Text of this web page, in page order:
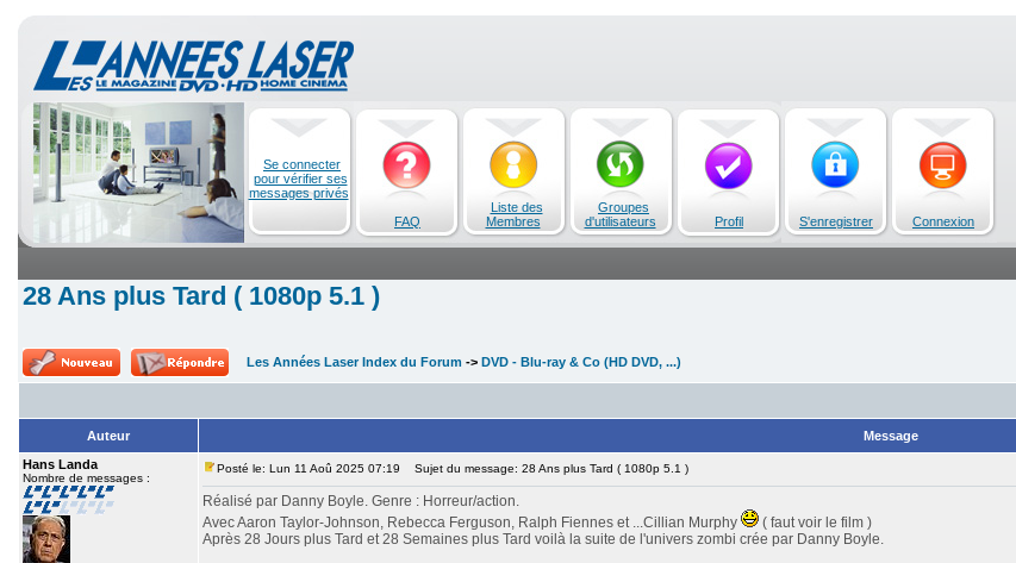
Se connecter
pour vérifier ses
messages privés
FAQ
Liste des
Membres
Groupes
d'utilisateurs
Profil S'enregistrer Connexion
28 Ans plus Tard ( 1080p 5.1 )
Les Années Laser Index du Forum -> DVD - Blu-ray & Co (HD DVD, ...)
Auteur
Message
Hans Landa
Nombre de messages :
Posté le: Lun 11 Aoû 2025 07:19 Sujet du message: 28 Ans plus Tard ( 1080p 5.1 )
Réalisé par Danny Boyle. Genre : Horreur/action.
Avec Aaron Taylor-Johnson, Rebecca Ferguson, Ralph Fiennes et ...Cillian Murphy
( faut voir le film )
Après 28 Jours plus Tard et 28 Semaines plus Tard voilà la suite de l'univers zombi crée par Danny Boyle.